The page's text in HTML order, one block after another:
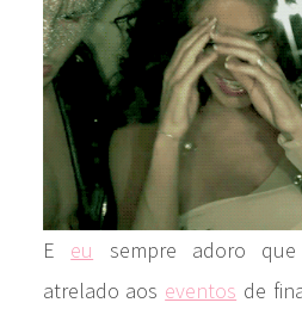
E eu sempre adoro
atrelado aos eventos de